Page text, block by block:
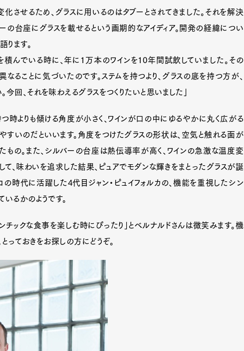
させるため、グラスに用いるのはタブーとされてきました。それを解決
ーの台座にグラスを載せるという画期的なアイディア。開発の経緯につい
ります。
を積んでいる時に、年に1万本のワインを10年間試飲していました。その
ることに気づいたのです。ステムを持つより、グラスの底を持つ方が、
回、それを味わえるグラスをつくりたいと思いました」
時よりも傾ける角度が小さく、ワインが口の中にゆるやかに丸く広がる
すいのだといいます。角度をつけたグラスの形状は、空気と触れる面が
もの。また、シルバーの台座は熱伝導率が高く、ワインの急激な温度変
て、味わいを追求した結果、ピュアでモダンな輝きをまとったグラスが誕
の時代に活躍した4代目ジャン・ピュイフォルカの、機能を重視したシン
るかのようです。
ンチックな食事を楽しむ時にぴったり」とベルナルドさんは微笑みます。機
っておきをお探しの方にどうぞ。